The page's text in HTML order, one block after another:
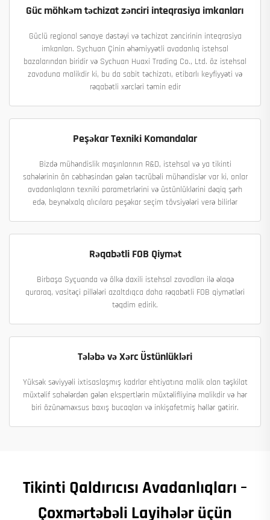
Güc möhkəm təchizat zənciri inteqrasiya imkanları
Güclü regional sənaye dəstəyi və təchizat zəncirinin inteqrasiya
imkanları. Sychuan Çinin əhəmiyyətli avadanlıq istehsal
bazalarından biridir və Sychuan Huaxi Trading Co., Ltd. öz istehsal
zavoduna malikdir ki, bu da sabit təchizatı, etibarlı keyfiyyəti və
rəqabətli xərcləri təmin edir
Peşəkar Texniki Komandalar
Bizdə mühəndislik maşınlarının R&D, istehsal və ya tikinti
sahələrinin ön cəbhəsindən gələn təcrübəli mühəndislər var ki, onlar
avadanlıqların texniki parametrlərini və üstünlüklərini dəqiq şərh
edə, beynəlxalq alıcılara peşəkar seçim tövsiyələri verə bilirlər
Rəqabətli FOB Qiymət
Birbaşa Syçuanda və ölkə daxili istehsal zavodları ilə əlaqə
quraraq, vasitəçi pillələri azaltdıqca daha rəqabətli FOB qiymətləri
təqdim edirik.
Tələbə və Xərc Üstünlükləri
Yüksək səviyyəli ixtisaslaşmış kadrlar ehtiyatına malik olan təşkilat
müxtəlif sahələrdən gələn ekspertlərin müxtəlifliyinə malikdir və hər
biri özünəməxsus baxış bucaqları və inkişafetmiş həllər gətirir.
Tikinti Qaldırıcısı Avadanlıqları –
Çoxmərtəbəli Layihələr üçün